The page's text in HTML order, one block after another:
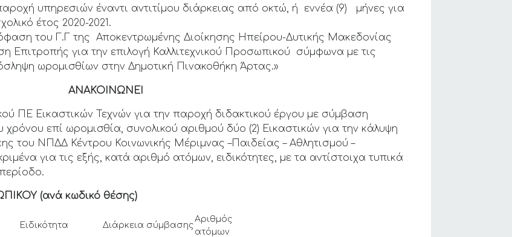
υπηρεσιών έναντι αντιτίμου διάρκειας από οκτώ, ή εννέα (9) μήνες για
έτος 2020-2021.
του Γ.Γ της Αποκεντρωμένης Διοίκησης Ηπείρου-Δυτικής Μακεδονίας
Επιτροπής για την επιλογή Καλλιτεχνικού Προσωπικού σύμφωνα με τις
ωρομισθίων στην Δημοτική Πινακοθήκη Άρτας.»
ΑΝΑΚΟΙΝΩΝΕΙ
ΠΕ Εικαστικών Τεχνών για την παροχή διδακτικού έργου με σύμβαση
χρόνου επί ωρομισθία, συνολικού αριθμού δύο (2) Εικαστικών για την κάλυψη
του ΝΠΔΔ Κέντρου Κοινωνικής Μέριμνας –Παιδείας – Αθλητισμού –
για τις εξής, κατά αριθμό ατόμων, ειδικότητες, με τα αντίστοιχα τυπικά
(ανά κωδικό θέσης)
Ειδικότητα Διάρκεια σύμβασης
Αριθμός
ατόμων